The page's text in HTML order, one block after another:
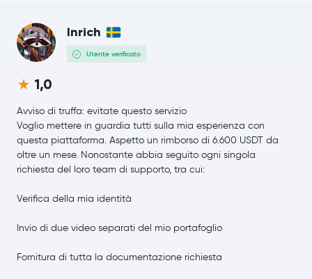
Pepe PEPE
NEM XEM
Cosmos ATOM
Aptos APT
Inrich
Utente verificato
1,0
Avviso di truffa: evitate questo servizio
Voglio mettere in guardia tutti sulla mia esperienza con
questa piattaforma. Aspetto un rimborso di 6.600 USDT da
oltre un mese. Nonostante abbia seguito ogni singola
richiesta del loro team di supporto, tra cui:
Verifica della mia identità
Invio di due video separati del mio portafoglio
Fornitura di tutta la documentazione richiesta